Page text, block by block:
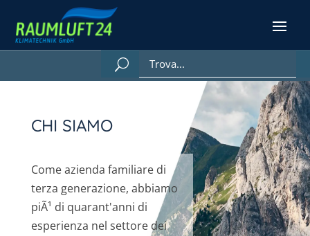
CHI SIAMO
Come azienda familiare di
terza generazione, abbiamo
piÃ¹ di quarant'anni di
esperienza nel settore dei